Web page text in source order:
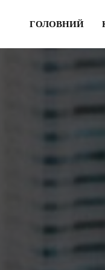
ГОЛОВНИЙ
ГОЛОВНИЙ